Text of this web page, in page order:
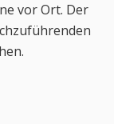
vor Ort. Der